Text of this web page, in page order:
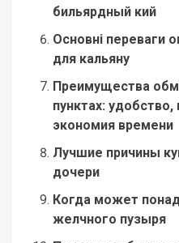
бильярдный кий
Основні переваги
для кальяну
Преимущества
пунктах: удобство,
экономия времени
Лучшие причины
дочери
Когда может
желчного пузыря